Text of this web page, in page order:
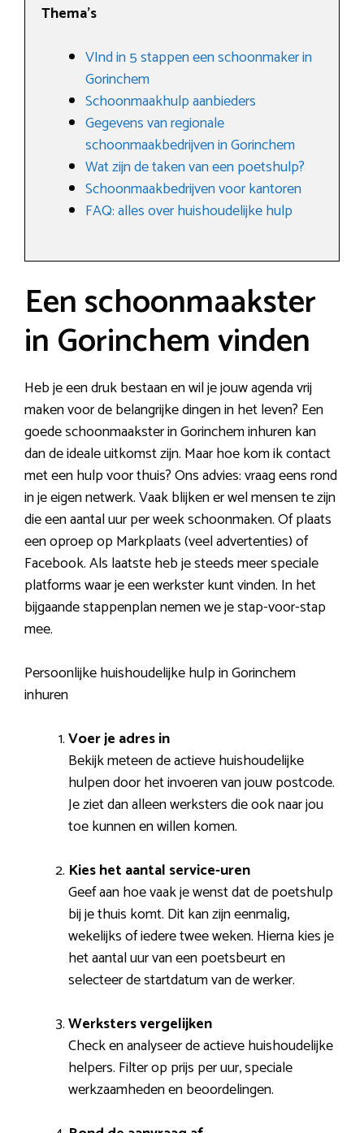
Thema’s
VInd in 5 stappen een schoonmaker in
Gorinchem
Schoonmaakhulp aanbieders
Gegevens van regionale
schoonmaakbedrijven in Gorinchem
Wat zijn de taken van een poetshulp?
Schoonmaakbedrijven voor kantoren
FAQ: alles over huishoudelijke hulp
Een schoonmaakster
in Gorinchem vinden
Heb je een druk bestaan en wil je jouw agenda vrij
maken voor de belangrijke dingen in het leven? Een
goede schoonmaakster in Gorinchem inhuren kan
dan de ideale uitkomst zijn. Maar hoe kom ik contact
met een hulp voor thuis? Ons advies: vraag eens rond
in je eigen netwerk. Vaak blijken er wel mensen te zijn
die een aantal uur per week schoonmaken. Of plaats
een oproep op Markplaats (veel advertenties) of
Facebook. Als laatste heb je steeds meer speciale
platforms waar je een werkster kunt vinden. In het
bijgaande stappenplan nemen we je stap-voor-stap
mee.
Persoonlijke huishoudelijke hulp in Gorinchem
inhuren
Voer je adres in
Bekijk meteen de actieve huishoudelijke
hulpen door het invoeren van jouw postcode.
Je ziet dan alleen werksters die ook naar jou
toe kunnen en willen komen.
Kies het aantal service-uren
Geef aan hoe vaak je wenst dat de poetshulp
bij je thuis komt. Dit kan zijn eenmalig,
wekelijks of iedere twee weken. Hierna kies je
het aantal uur van een poetsbeurt en
selecteer de startdatum van de werker.
Werksters vergelijken
Check en analyseer de actieve huishoudelijke
helpers. Filter op prijs per uur, speciale
werkzaamheden en beoordelingen.